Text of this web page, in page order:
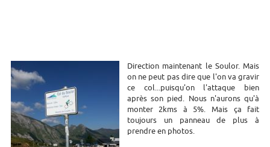
Direction maintenant le Soulor. Mais
on ne peut pas dire que l'on va gravir
ce col...puisqu'on l'attaque bien
après son pied. Nous n'aurons qu'à
monter 2kms à 5%. Mais ça fait
toujours un panneau de plus à
prendre en photos.